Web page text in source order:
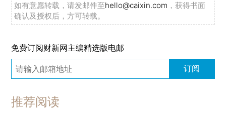
如有意愿转载，请发邮件至hello@caixin.com ，获得书面
确认及授权后，方可转载。
免费订阅财新网主编精选版电邮
订阅
推荐阅读